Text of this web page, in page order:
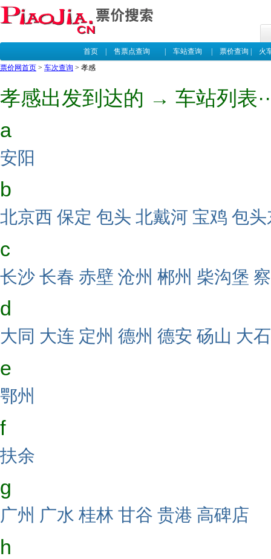
首页| 售票点查询 车站查询 票价查询
火
票价网首页 > 车次查询 > 孝感
孝感出发到达的 → 车站列表
a
安阳
b
北京西 保定 包头 北戴河 宝鸡 包头
c
长沙 长春 赤壁 沧州 郴州 柴沟堡
d
大同 大连 定州 德州 德安 砀山 大
e
鄂州
f
扶余
g
广州 广水 桂林 甘谷 贵港 高碑店
h